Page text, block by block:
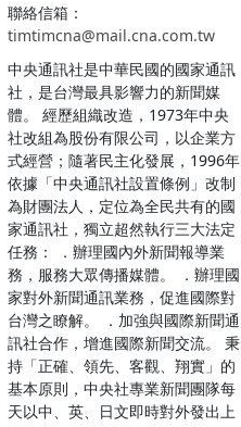
聯絡信箱：
timtimcna@mail.cna.com.tw
中央通訊社是中華民國的國家通訊
社，是台灣最具影響力的新聞媒
體。 經歷組織改造，1973年中央
社改組為股份有限公司，以企業方
式經營；隨著民主化發展，1996年
依據「中央通訊社設置條例」改制
為財團法人，定位為全民共有的國
家通訊社，獨立超然執行三大法定
任務： ．辦理國內外新聞報導業
務，服務大眾傳播媒體。 ．辦理國
家對外新聞通訊業務，促進國際對
台灣之瞭解。 ．加強與國際新聞通
訊社合作，增進國際新聞交流。 秉
持「正確、領先、客觀、翔實」的
基本原則，中央社專業新聞團隊每
天以中、英、日文即時對外發出上